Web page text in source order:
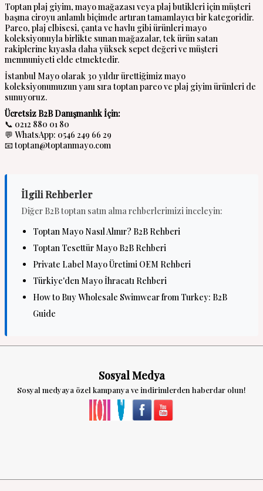
Toptan plaj giyim, mayo mağazası veya plaj butikleri için müşteri
başına ciroyu anlamlı biçimde artıran tamamlayıcı bir kategoridir.
Pareo, plaj elbisesi, çanta ve havlu gibi ürünleri mayo
koleksiyonuyla birlikte sunan mağazalar, tek ürün satan
rakiplerine kıyasla daha yüksek sepet değeri ve müşteri
memnuniyeti elde etmektedir.
İstanbul Mayo olarak 30 yıldır ürettiğimiz mayo
koleksiyonumuzun yanı sıra toptan pareo ve plaj giyim ürünleri de
sunuyoruz.
Ücretsiz B2B Danışmanlık İçin:
📞 0212 880 01 80
💬 WhatsApp: 0546 249 66 29
📧 toptan@toptanmayo.com
İlgili Rehberler
Diğer B2B toptan satın alma rehberlerimizi inceleyin:
Toptan Mayo Nasıl Alınır? B2B Rehberi
Toptan Tesettür Mayo B2B Rehberi
Private Label Mayo Üretimi OEM Rehberi
Türkiye'den Mayo İhracatı Rehberi
How to Buy Wholesale Swimwear from Turkey: B2B
Guide
Sosyal Medya
Sosyal medyaya özel kampanya ve indirimlerden haberdar olun!